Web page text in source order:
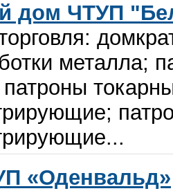
дом ЧТУП
металла;
«Оденвальд»